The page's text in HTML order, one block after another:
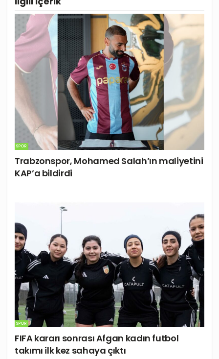
SPOR
Trabzonspor, Mohamed Salah’ın maliyetini
KAP’a bildirdi
SPOR
FIFA kararı sonrası Afgan kadın futbol
takımı ilk kez sahaya çıktı